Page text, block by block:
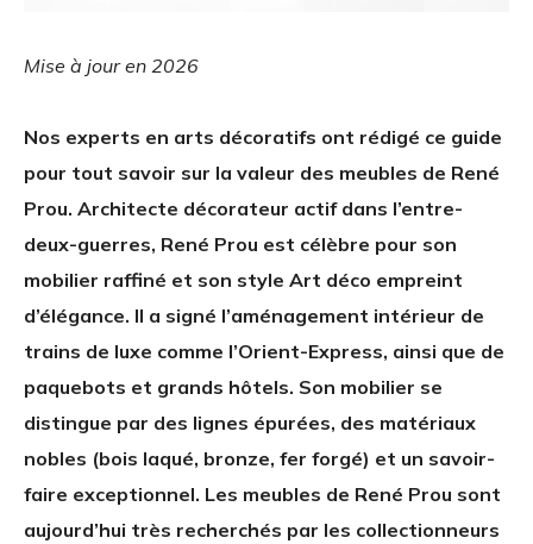
Mise à jour en 2026
Nos experts en arts décoratifs ont rédigé ce guide
pour tout savoir sur la valeur des meubles de René
Prou. Architecte décorateur actif dans l’entre-
deux-guerres, René Prou est célèbre pour son
mobilier raffiné et son style Art déco empreint
d’élégance. Il a signé l’aménagement intérieur de
trains de luxe comme l’Orient-Express, ainsi que de
paquebots et grands hôtels. Son mobilier se
distingue par des lignes épurées, des matériaux
nobles (bois laqué, bronze, fer forgé) et un savoir-
faire exceptionnel. Les meubles de René Prou sont
aujourd’hui très recherchés par les collectionneurs